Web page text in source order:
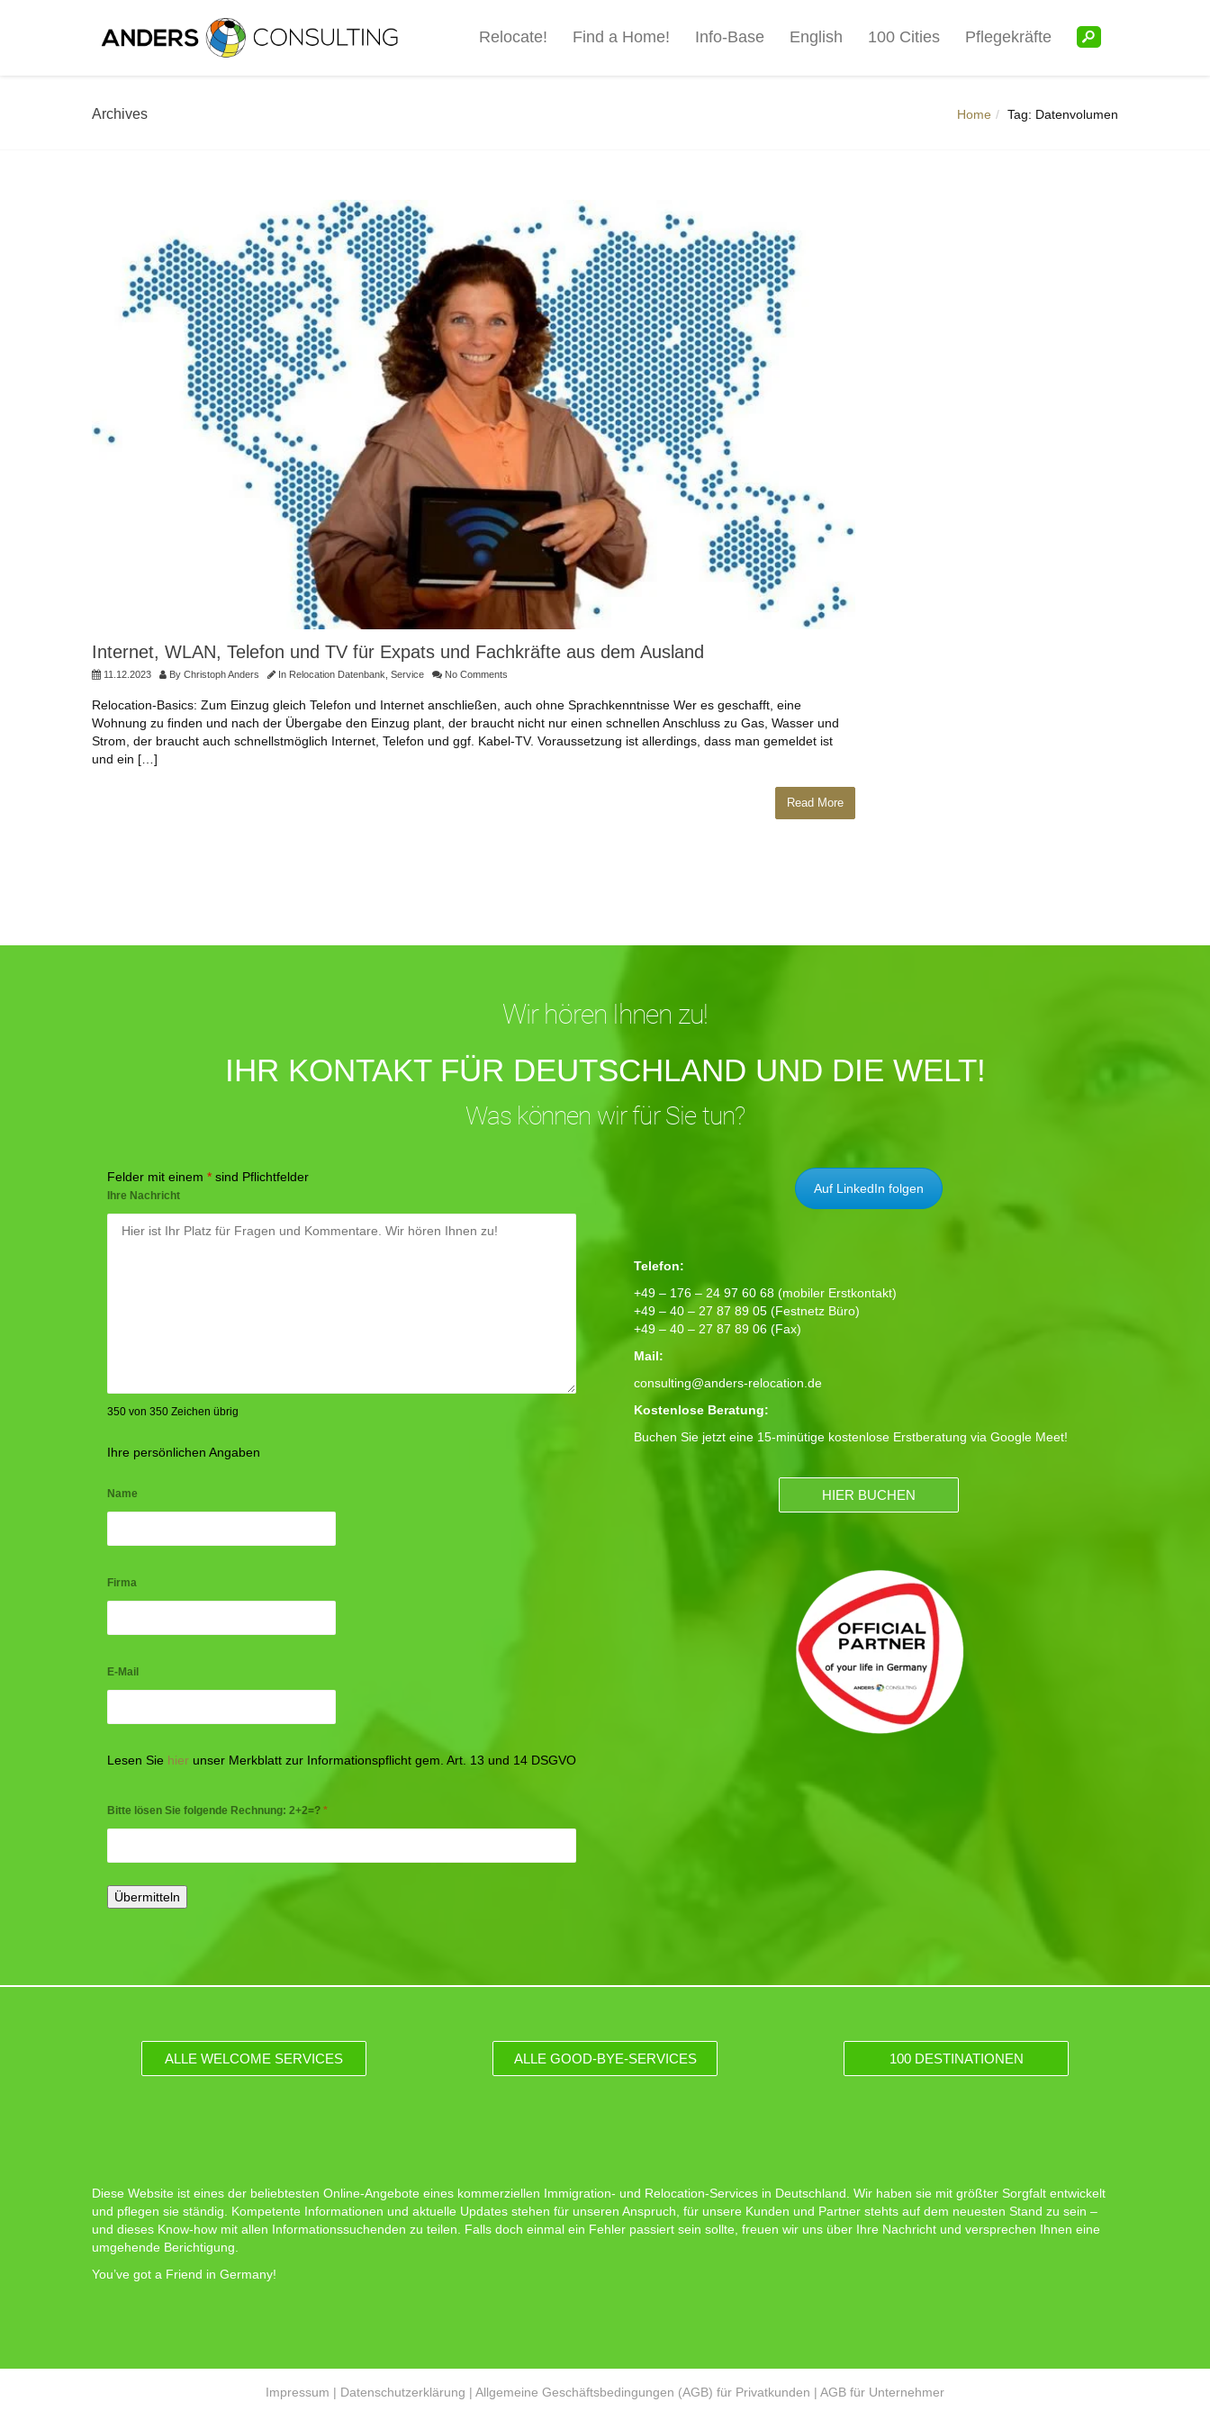
Relocate! Find a Home! Info-Base English 100 Cities Pflegekräfte
Archives Home Tag: Datenvolumen
Internet, WLAN, Telefon und TV für Expats und Fachkräfte aus dem Ausland
11.12.2023 By Christoph Anders In Relocation Datenbank Service No Comments
Relocation-Basics: Zum Einzug gleich Telefon und Internet anschließen, auch ohne Sprachkenntnisse Wer es geschafft, eine
Wohnung zu finden und nach der Übergabe den Einzug plant, der braucht nicht nur einen schnellen Anschluss zu Gas, Wasser und
Strom, der braucht auch schnellstmöglich Internet, Telefon und ggf. Kabel-TV. Voraussetzung ist allerdings, dass man gemeldet ist
und ein […]
Read More
Wir hören Ihnen zu!
IHR KONTAKT FÜR DEUTSCHLAND UND DIE WELT!
Was können wir für Sie tun?
Felder mit einem * sind Pflichtfelder
Ihre Nachricht
350 von 350 Zeichen übrig
Ihre persönlichen Angaben
Name
Firma
E-Mail
Lesen Sie hier unser Merkblatt zur Informationspflicht gem. Art. 13 und 14 DSGVO
Bitte lösen Sie folgende Rechnung: 2+2=? *
Auf LinkedIn folgen
Telefon:
+49 – 176 – 24 97 60 68 (mobiler Erstkontakt)
+49 – 40 – 27 87 89 05 (Festnetz Büro)
+49 – 40 – 27 87 89 06 (Fax)
Mail:
consulting@anders-relocation.de
Kostenlose Beratung:
Buchen Sie jetzt eine 15-minütige kostenlose Erstberatung via Google Meet!
HIER BUCHEN
ALLE WELCOME SERVICES ALLE GOOD-BYE-SERVICES 100 DESTINATIONEN
Diese Website ist eines der beliebtesten Online-Angebote eines kommerziellen Immigration- und Relocation-Services in Deutschland. Wir haben sie mit größter Sorgfalt entwickelt
und pflegen sie ständig. Kompetente Informationen und aktuelle Updates stehen für unseren Anspruch, für unsere Kunden und Partner stehts auf dem neuesten Stand zu sein –
und dieses Know-how mit allen Informationssuchenden zu teilen. Falls doch einmal ein Fehler passiert sein sollte, freuen wir uns über Ihre Nachricht und versprechen Ihnen eine
umgehende Berichtigung.
You’ve got a Friend in Germany!
Impressum | Datenschutzerklärung | Allgemeine Geschäftsbedingungen (AGB) für Privatkunden | AGB für Unternehmer